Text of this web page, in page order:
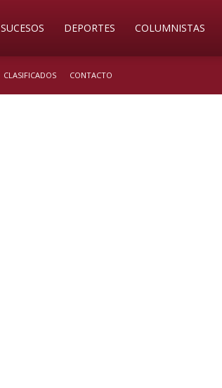
SUCESOS DEPORTES COLUMNISTAS
CLASIFICADOS CONTACTO